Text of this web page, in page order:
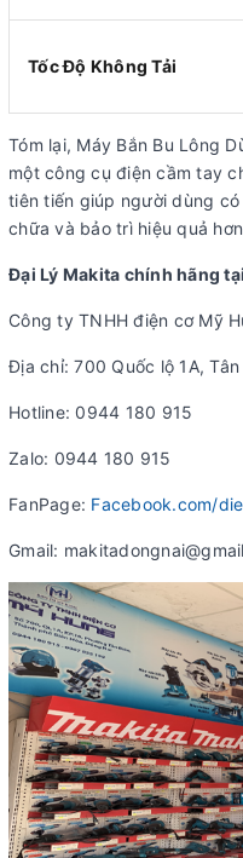
Tốc Độ Không Tải
Tóm lại, Máy Bắn Bu Lông
một công cụ điện cầm tay
tiên tiến giúp người dùng
chữa và bảo trì hiệu quả
Đại Lý Makita chính hãng
Công ty TNHH điện cơ Mỹ
Địa chỉ: 700 Quốc lộ 1A,
Hotline: 0944 180 915
Zalo: 0944 180 915
FanPage: Facebook.com/
Gmail: